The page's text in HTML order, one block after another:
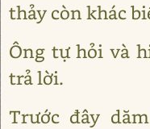
thảy còn khác
Ông tự hỏi và
trả lời.
Trước đây